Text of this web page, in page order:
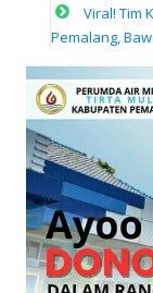
Viral! Tim
Pemalang,